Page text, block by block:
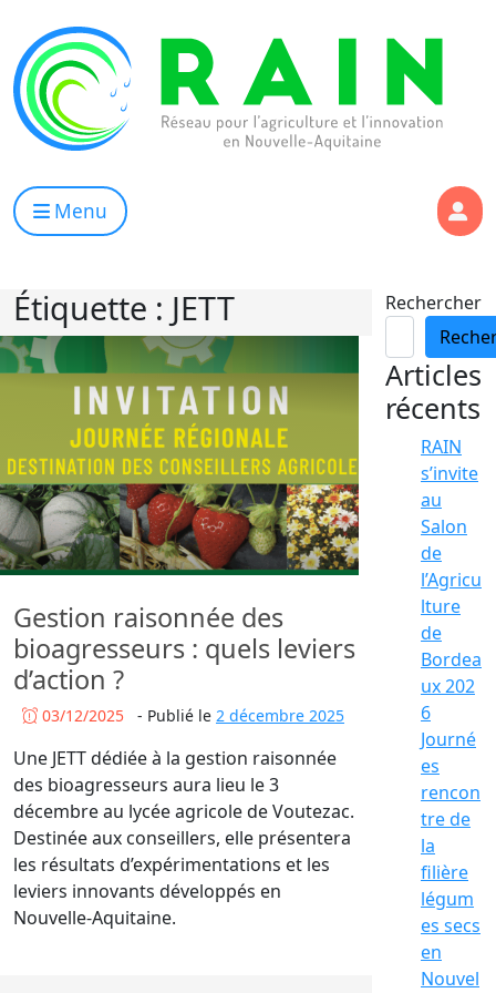
Menu
Étiquette : JETT
Gestion raisonnée des
bioagresseurs : quels leviers
d’action ?
03/12/2025 - Publié le 2 décembre 2025
Une JETT dédiée à la gestion raisonnée
des bioagresseurs aura lieu le 3
décembre au lycée agricole de Voutezac.
Destinée aux conseillers, elle présentera
les résultats d’expérimentations et les
leviers innovants développés en
Nouvelle-Aquitaine.
Rechercher
Articles
récents
RAIN
s’invite
au
Salon
de
l’Agricu
lture
de
Bordea
ux 202
6
Journé
es
rencon
tre de
la
filière
légum
es secs
en
Nouvel